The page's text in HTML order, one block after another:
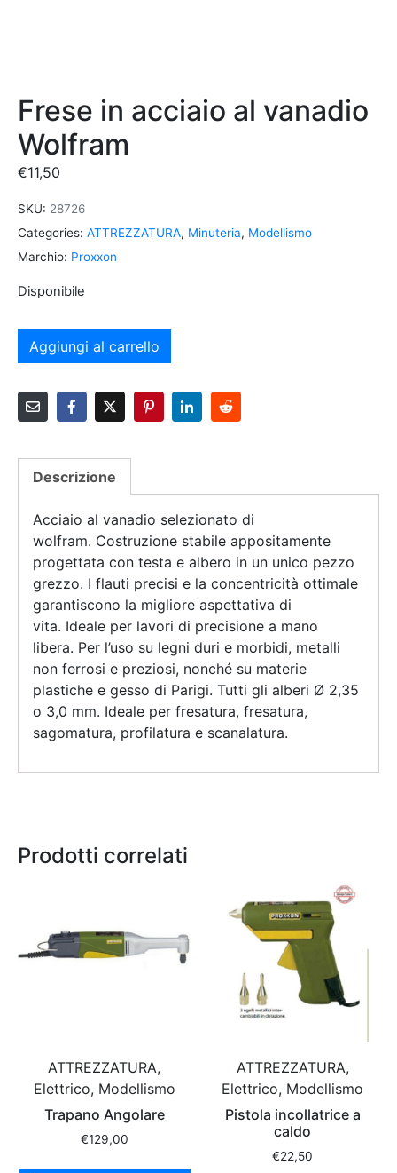
Frese in acciaio al vanadio
Wolfram
€11,50
SKU: 28726
Categories: ATTREZZATURA, Minuteria, Modellismo
Marchio: Proxxon
Disponibile
Aggiungi al carrello
Descrizione
Acciaio al vanadio selezionato di
wolfram. Costruzione stabile appositamente
progettata con testa e albero in un unico pezzo
grezzo. I flauti precisi e la concentricità ottimale
garantiscono la migliore aspettativa di
vita. Ideale per lavori di precisione a mano
libera. Per l’uso su legni duri e morbidi, metalli
non ferrosi e preziosi, nonché su materie
plastiche e gesso di Parigi. Tutti gli alberi Ø 2,35
o 3,0 mm. Ideale per fresatura, fresatura,
sagomatura, profilatura e scanalatura.
Prodotti correlati
ATTREZZATURA,
Elettrico, Modellismo
Trapano Angolare
€129,00
ATTREZZATURA,
Elettrico, Modellismo
Pistola incollatrice a
caldo
€22,50